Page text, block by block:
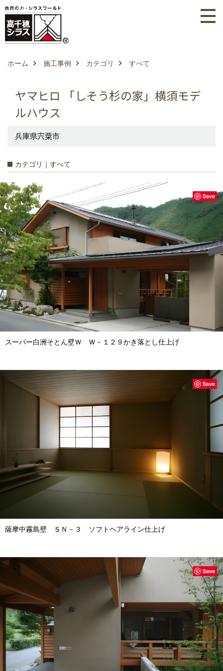
ホーム 施工事例 カテゴリ すべて
ヤマヒロ 「しそう杉の家」横須モデ
ルハウス
兵庫県宍粟市
カテゴリ｜すべて
スーパー白洲そとん壁Ｗ Ｗ－１２９かき落とし仕上げ
Save
薩摩中霧島壁 ＳＮ－３ ソフトヘアライン仕上げ
Save
Save